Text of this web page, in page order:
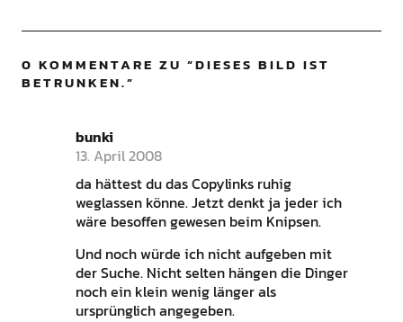
0 KOMMENTARE ZU “DIESES BILD IST
BETRUNKEN.”
bunki
13. April 2008
da hättest du das Copylinks ruhig
weglassen könne. Jetzt denkt ja jeder ich
wäre besoffen gewesen beim Knipsen.
Und noch würde ich nicht aufgeben mit
der Suche. Nicht selten hängen die Dinger
noch ein klein wenig länger als
ursprünglich angegeben.